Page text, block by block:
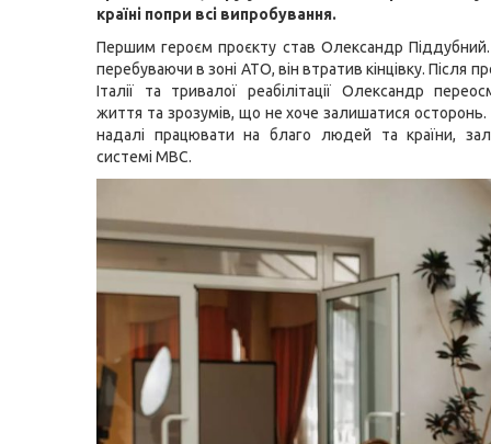
країні попри всі випробування.
Першим героєм проєкту став Олександр
перебуваючи в зоні АТО, він втратив кінцівку. Після
Італії та тривалої реабілітації Олександр
життя та зрозумів, що не хоче залишатися осторонь.
надалі працювати на благо людей та країни,
системі МВС.